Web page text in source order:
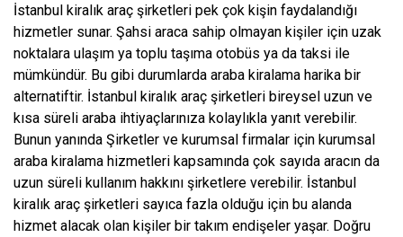
İstanbul kiralık araç şirketleri pek çok kişin faydalandığı
hizmetler sunar. Şahsi araca sahip olmayan kişiler için uzak
noktalara ulaşım ya toplu taşıma otobüs ya da taksi ile
mümkündür. Bu gibi durumlarda araba kiralama harika bir
alternatiftir. İstanbul kiralık araç şirketleri bireysel uzun ve
kısa süreli araba ihtiyaçlarınıza kolaylıkla yanıt verebilir.
Bunun yanında Şirketler ve kurumsal firmalar için kurumsal
araba kiralama hizmetleri kapsamında çok sayıda aracın da
uzun süreli kullanım hakkını şirketlere verebilir. İstanbul
kiralık araç şirketleri sayıca fazla olduğu için bu alanda
hizmet alacak olan kişiler bir takım endişeler yaşar. Doğru